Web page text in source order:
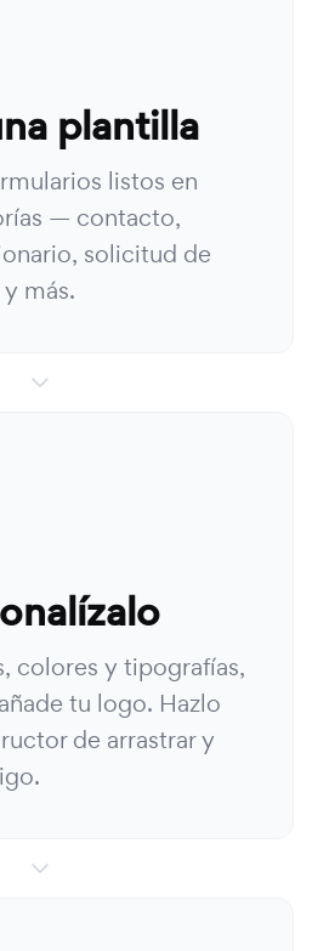
plantilla
listos en
— contacto,
solicitud de
más.
colores y tipografías,
tu logo. Hazlo
de arrastrar y